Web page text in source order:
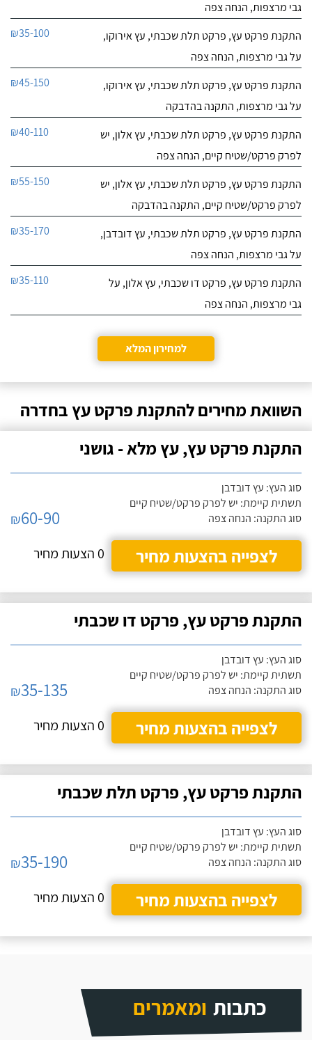
גבי מרצפות, הנחה צפה
התקנת פרקט עץ, פרקט תלת שכבתי, עץ אירוקו,
על גבי מרצפות, הנחה צפה
₪35-100
התקנת פרקט עץ, פרקט תלת שכבתי, עץ אירוקו,
על גבי מרצפות, התקנה בהדבקה
₪45-150
התקנת פרקט עץ, פרקט תלת שכבתי, עץ אלון, יש
לפרק פרקט/שטיח קיים, הנחה צפה
₪40-110
התקנת פרקט עץ, פרקט תלת שכבתי, עץ אלון, יש
לפרק פרקט/שטיח קיים, התקנה בהדבקה
₪55-150
התקנת פרקט עץ, פרקט תלת שכבתי, עץ דובדבן,
על גבי מרצפות, הנחה צפה
₪35-170
התקנת פרקט עץ, פרקט דו שכבתי, עץ אלון, על
גבי מרצפות, הנחה צפה
₪35-110
למחירון המלא
השוואת מחירים להתקנת פרקט עץ בחדרה
התקנת פרקט עץ, עץ מלא - גושני
סוג העץ: עץ דובדבן
תשתית קיימת: יש לפרק פרקט/שטיח קיים
סוג התקנה: הנחה צפה
₪60-90
לצפייה בהצעות מחיר
0 הצעות מחיר
התקנת פרקט עץ, פרקט דו שכבתי
סוג העץ: עץ דובדבן
תשתית קיימת: יש לפרק פרקט/שטיח קיים
סוג התקנה: הנחה צפה
₪35-135
לצפייה בהצעות מחיר
0 הצעות מחיר
התקנת פרקט עץ, פרקט תלת שכבתי
סוג העץ: עץ דובדבן
תשתית קיימת: יש לפרק פרקט/שטיח קיים
סוג התקנה: הנחה צפה
₪35-190
לצפייה בהצעות מחיר
0 הצעות מחיר
כתבות ומאמרים